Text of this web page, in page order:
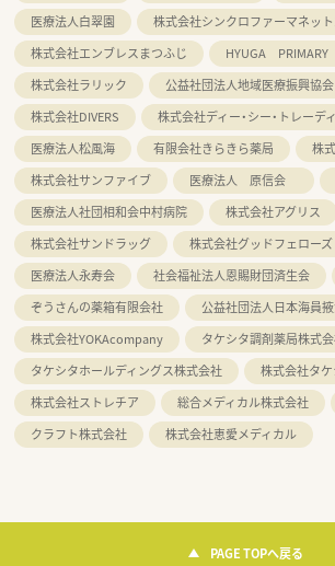
医療法人白翠園
株式会社シンクロファーマネッ
株式会社エンブレスまつふじ
HYUGA
株式会社ラリック
公益社団法人地域医療振興協会
株式会社DIVERS
株式会社ディー・シー・トレーデ
医療法人松風海
有限会社きらきら薬局
株
株式会社サンファイブ
医療法人 原信会
医療法人社団相和会中村病院
株式会社アグリス
株式会社サンドラッグ
株式会社グッドフェローズ
医療法人永寿会
社会福祉法人恩賜財団済生会
ぞうさんの薬箱有限会社
公益社団法人日本海員
株式会社YOKAcompany
タケシタ調剤薬局株式
タケシタホールディングス株式会社
株式会社タ
株式会社ストレチア
総合メディカル株式会社
クラフト株式会社
株式会社恵愛メディカル
PAGE TOPへ戻る